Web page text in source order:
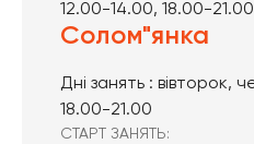
12.00-14.00, 18.00-21.00
Солом"янка
‍Дні занять : вівторок,
18.00-21.00‍
СТАРТ ЗАНЯТЬ: